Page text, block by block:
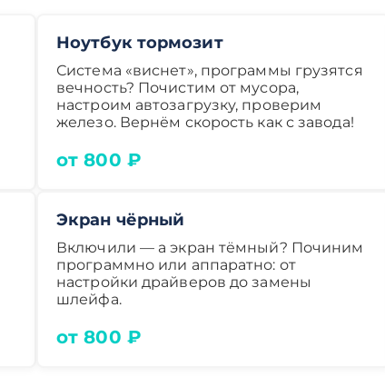
Ноутбук тормозит
Система «виснет», программы грузятся
вечность? Почистим от мусора,
настроим автозагрузку, проверим
железо. Вернём скорость как с завода!
от 800 ₽
Экран чёрный
Включили — а экран тёмный? Починим
программно или аппаратно: от
настройки драйверов до замены
шлейфа.
от 800 ₽